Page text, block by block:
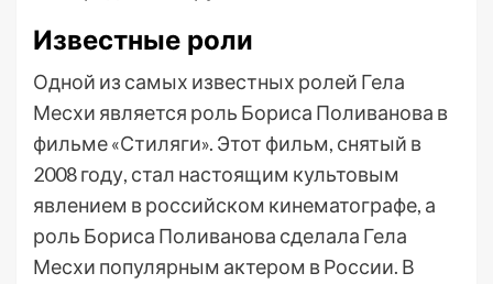
Известные роли
Одной из самых известных ролей Гела
Месхи является роль Бориса Поливанова в
фильме «Стиляги». Этот фильм, снятый в
2008 году, стал настоящим культовым
явлением в российском кинематографе, а
роль Бориса Поливанова сделала Гела
Месхи популярным актером в России. В